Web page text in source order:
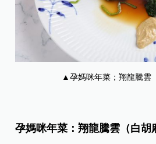
▲孕媽咪年菜；翔龍騰雲
孕媽咪年菜：翔龍騰雲（白胡